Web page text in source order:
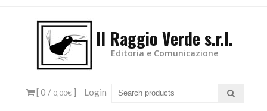
Il Raggio Verde s.r.l.
Editoria e Comunicazione
[ 0 / 0,00€] Login